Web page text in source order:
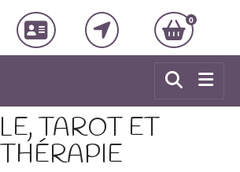
0
TAROT ET